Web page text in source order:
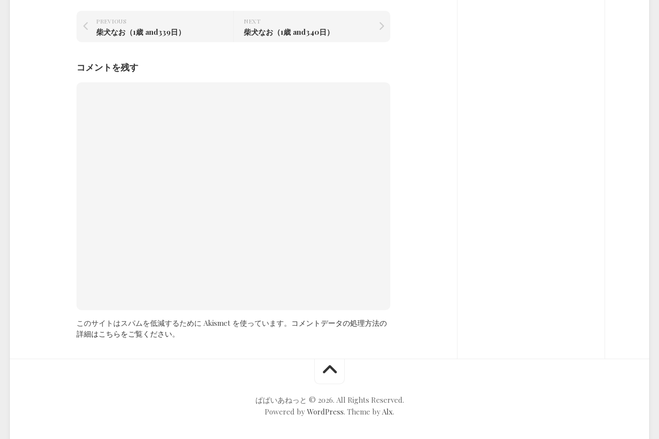
NEXT
柴犬なお（1歳 and340日）
PREVIOUS
柴犬なお（1歳 and339日）
コメントを残す
このサイトはスパムを低減するために Akismet を使っています。 コメントデータの処理方法の
詳細はこちらをご覧ください。
ぱぱいあねっと © 2026. All Rights Reserved.
Powered by WordPress. Theme by Alx.